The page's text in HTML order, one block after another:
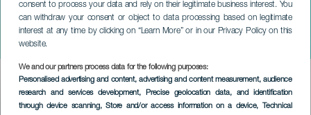
consent to process your data and rely on their legitimate business interest. You
can withdraw your consent or object to data processing based on legitimate
interest at any time by clicking on “Learn More” or in our Privacy Policy on this
website.
We and our partners process data for the following purposes:
Personalised advertising and content, advertising and content measurement, audience
research and services development, Precise geolocation data, and identification
through device scanning, Store and/or access information on a device, Technical
Las Niñas de Cádiz:
Vinden är vild
GRAN CANARIA
Imagen
Listado